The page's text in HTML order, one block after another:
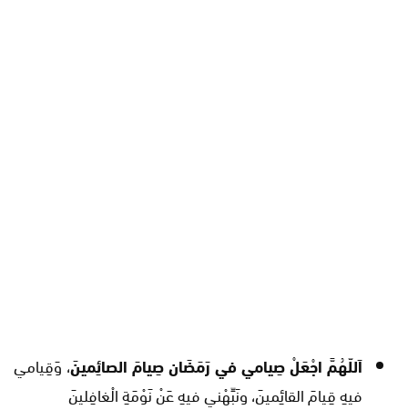
اَللّهُمَّ اجْعَلْ صِيامي في رَمَضَان صِيامَ الصائِمينَ، وَقِيامي
فيهِ قِيامَ القائِمينَ، ونَبِّهْني فيهِ عَنْ نَوْمَةِ الْغافِلينَ